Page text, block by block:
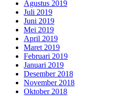
Agustus 2019
Juli 2019
Juni 2019
Mei 2019
April 2019
Maret 2019
Februari 2019
Januari 2019
Desember 2018
November 2018
Oktober 2018